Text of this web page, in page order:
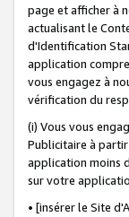
page et afficher à
actualisant le
d'Identification
application
vous engagez à
vérification du
(i) Vous vous
Publicitaire à partir
application moins
sur votre
• [insérer le Site